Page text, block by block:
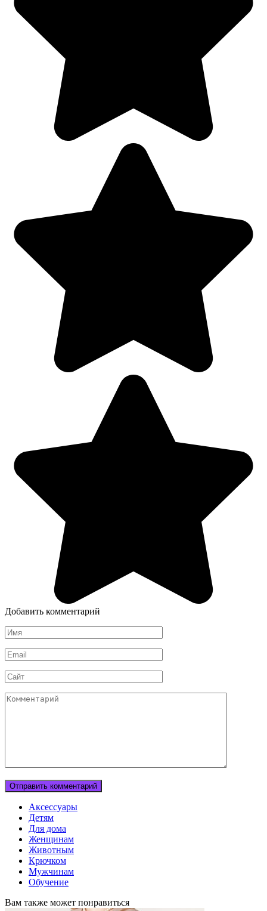
Добавить комментарий
Имя
Email
Сайт
Комментарий
Аксессуары
Детям
Для дома
Женщинам
Животным
Крючком
Мужчинам
Обучение
Вам также может понравиться